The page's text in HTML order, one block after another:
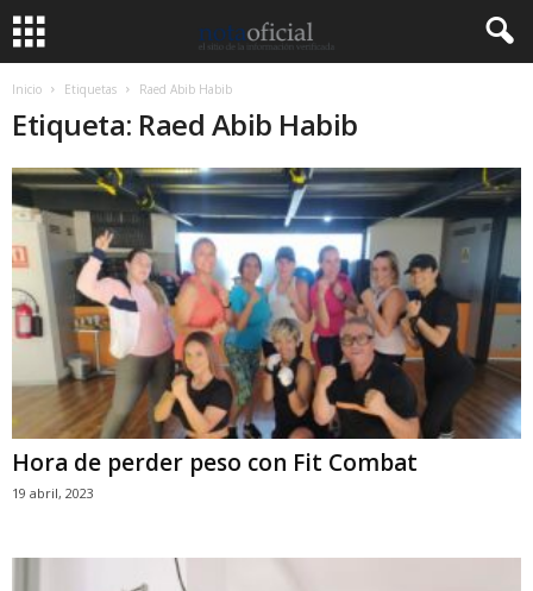
Inicio Etiquetas Raed Abib Habib
Etiqueta: Raed Abib Habib
Hora de perder peso con Fit Combat
19 abril, 2023